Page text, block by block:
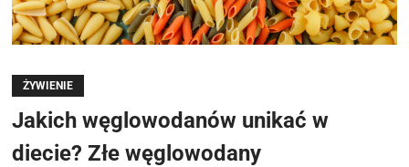
ŻYWIENIE
Jakich węglowodanów unikać w
diecie? Złe węglowodany